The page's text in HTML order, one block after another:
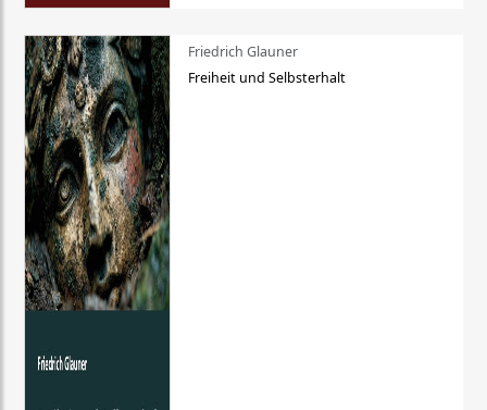
Friedrich Glauner
Freiheit und Selbsterhalt